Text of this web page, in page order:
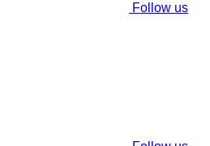
Follow us